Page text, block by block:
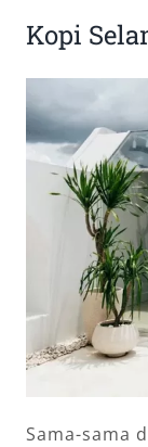
Kopi
Sama-sama